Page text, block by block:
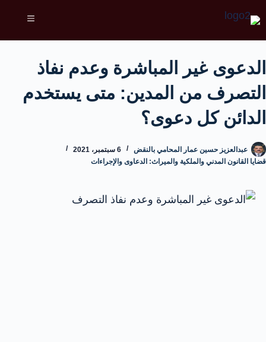
الدعوى غير المباشرة وعدم نفاذ
التصرف من المدين: متى يستخدم
الدائن كل دعوى؟
عبدالعزيز حسين عمار المحامي بالنقض
6 سبتمبر، 2021
قضايا القانون المدني والملكية والميراث: الدعاوى والإجراءات